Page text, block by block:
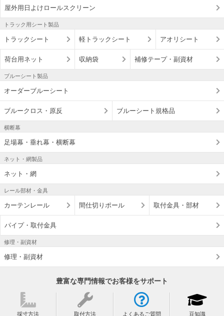
屋外用日よけロールスクリーン
トラック用シート製品
トラックシート 軽トラックシート アオリシート
荷台用ネット 収納袋 補修テープ・副資材
ブルーシート製品
オーダーブルーシート
ブルークロス・原反 ブルーシート規格品
横断幕
足場幕・垂れ幕・横断幕
ネット・網製品
ネット・網
レール部材・金具
カーテンレール 間仕切りポール 取付金具・部材
パイプ・取付金具
修理・副資材
修理・副資材
豊富な専門情報でお客様をサポート
採寸方法 取付方法 よくあるご質問 豆知識